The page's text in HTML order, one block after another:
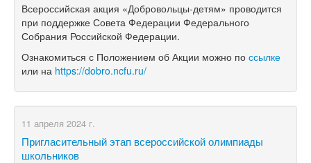
Всероссийская акция «Добровольцы-детям» проводится
при поддержке Совета Федерации Федерального
Собрания Российской Федерации.
Ознакомиться с Положением об Акции можно по ссылке
или на https://dobro.ncfu.ru/
11 апреля 2024 г.
Пригласительный этап всероссийской олимпиады
школьников